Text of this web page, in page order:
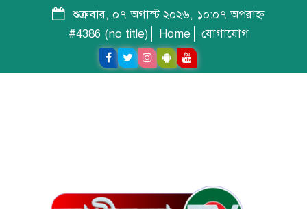
শুক্রবার, ০৭ অগাস্ট ২০২৬, ১০:০৭ অপরাহ্ন
#4386 (no title)
Home যোগাযোগ